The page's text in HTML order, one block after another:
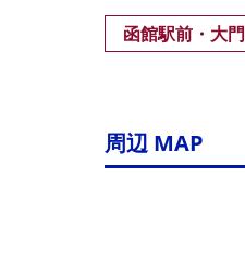
函館駅前・大門
周辺 MAP